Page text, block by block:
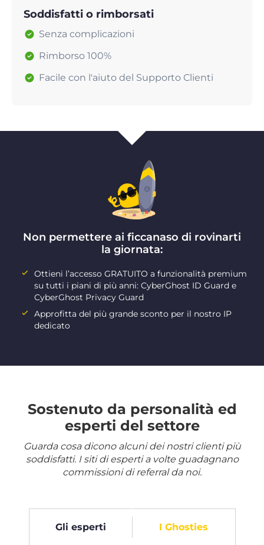
Soddisfatti o rimborsati
Senza complicazioni
Rimborso 100%
Facile con l'aiuto del Supporto Clienti
Non permettere ai ficcanaso di rovinarti
la giornata:
Ottieni l’accesso GRATUITO a funzionalità premium
su tutti i piani di più anni: CyberGhost ID Guard e
CyberGhost Privacy Guard
Approfitta del più grande sconto per il nostro IP
dedicato
Sostenuto da personalità ed
esperti del settore
Guarda cosa dicono alcuni dei nostri clienti più
soddisfatti. I siti di esperti a volte guadagnano
commissioni di referral da noi.
Gli esperti I Ghosties